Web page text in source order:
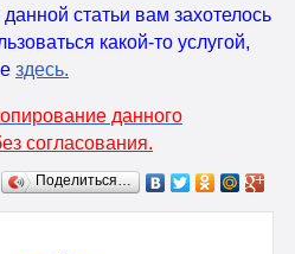
статьи вам захотелось
какой-то услугой,
здесь.
данного
согласования.
Поделиться…